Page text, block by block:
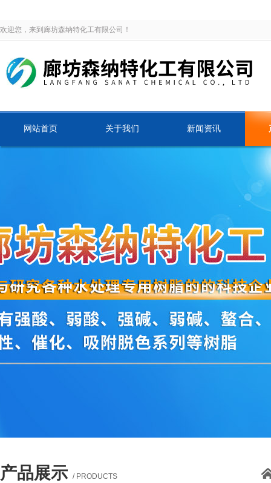
欢迎您，来到廊坊森纳特化工有限公司！
网站首页 关于我们 新闻资讯
产品展示 / PRODUCTS